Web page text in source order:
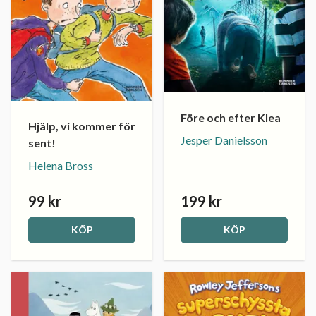
Hjälp, vi kommer för
sent!
Helena Bross
99 kr
KÖP
Före och efter Klea
Jesper Danielsson
199 kr
KÖP